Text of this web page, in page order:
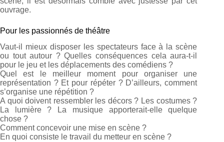
ouvrage.
Pour les passionnés de théâtre
Vaut-il mieux disposer les spectateurs face à la scène
ou tout autour ? Quelles conséquences cela aura-t-il
pour le jeu et les déplacements des comédiens ?
Quel est le meilleur moment pour organiser une
représentation ? Et pour répéter ? D’ailleurs, comment
s’organise une répétition ?
A quoi doivent ressembler les décors ? Les costumes ?
La lumière ? La musique apporterait-elle quelque
chose ?
Comment concevoir une mise en scène ?
En quoi consiste le travail du metteur en scène ?